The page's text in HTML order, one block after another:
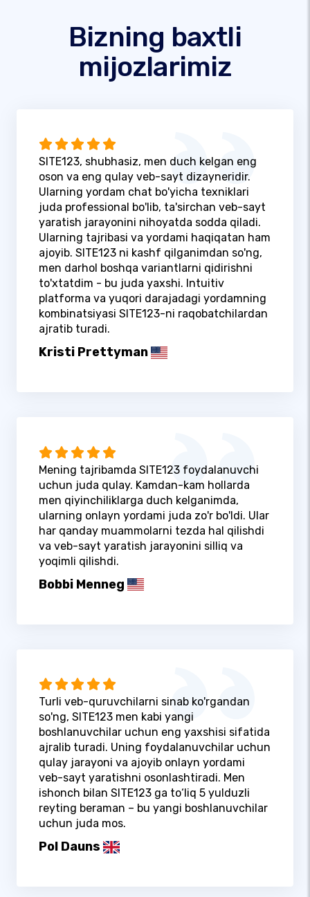
Bizning baxtli
mijozlarimiz
SITE123, shubhasiz, men duch kelgan eng
oson va eng qulay veb-sayt dizayneridir.
Ularning yordam chat bo'yicha texniklari
juda professional bo'lib, ta'sirchan veb-sayt
yaratish jarayonini nihoyatda sodda qiladi.
Ularning tajribasi va yordami haqiqatan ham
ajoyib. SITE123 ni kashf qilganimdan so'ng,
men darhol boshqa variantlarni qidirishni
to'xtatdim - bu juda yaxshi. Intuitiv
platforma va yuqori darajadagi yordamning
kombinatsiyasi SITE123-ni raqobatchilardan
ajratib turadi.
Kristi Prettyman
Mening tajribamda SITE123 foydalanuvchi
uchun juda qulay. Kamdan-kam hollarda
men qiyinchiliklarga duch kelganimda,
ularning onlayn yordami juda zo'r bo'ldi. Ular
har qanday muammolarni tezda hal qilishdi
va veb-sayt yaratish jarayonini silliq va
yoqimli qilishdi.
Bobbi Menneg
Turli veb-quruvchilarni sinab ko'rgandan
so'ng, SITE123 men kabi yangi
boshlanuvchilar uchun eng yaxshisi sifatida
ajralib turadi. Uning foydalanuvchilar uchun
qulay jarayoni va ajoyib onlayn yordami
veb-sayt yaratishni osonlashtiradi. Men
ishonch bilan SITE123 ga to‘liq 5 yulduzli
reyting beraman – bu yangi boshlanuvchilar
uchun juda mos.
Pol Dauns